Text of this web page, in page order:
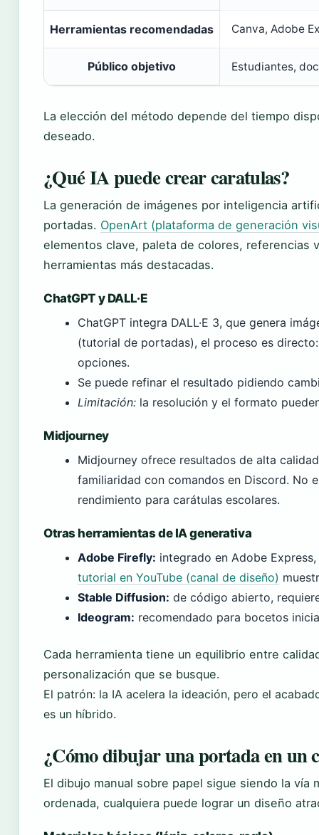
Herramientas recomendadas Canva, Adobe
Público objetivo Estudiantes,
La elección del método depende del tiempo
deseado.
¿Qué IA puede crear caratulas?
La generación de imágenes por inteligencia
portadas. OpenArt (plataforma de generación
elementos clave, paleta de colores, referencias
herramientas más destacadas.
ChatGPT y DALL·E
ChatGPT integra DALL·E 3, que genera
(tutorial de portadas), el proceso es
opciones.
Se puede refinar el resultado pidiendo
Limitación: la resolución y el formato
Midjourney
Midjourney ofrece resultados de alta
familiaridad con comandos en Discord. No
rendimiento para carátulas escolares.
Otras herramientas de IA generativa
Adobe Firefly: integrado en Adobe
tutorial en YouTube (canal de diseño)
Stable Diffusion: de código abierto,
Ideogram: recomendado para bocetos
Cada herramienta tiene un equilibrio entre
personalización que se busque.
El patrón: la IA acelera la ideación, pero el
es un híbrido.
¿Cómo dibujar una portada en un
El dibujo manual sobre papel sigue siendo la
ordenada, cualquiera puede lograr un diseño